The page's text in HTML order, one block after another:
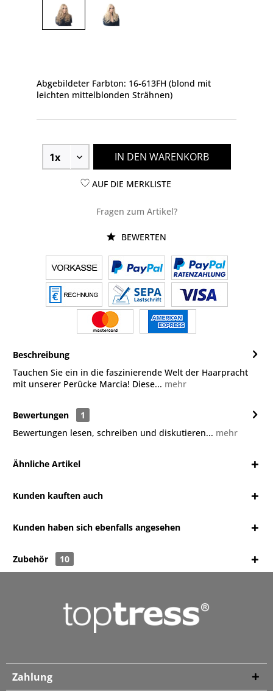
Abgebildeter Farbton: 16-613FH (blond mit
leichten mittelblonden Strähnen)
IN DEN WARENKORB
AUF DIE MERKLISTE
Fragen zum Artikel?
BEWERTEN
Beschreibung
Tauchen Sie ein in die faszinierende Welt der Haarpracht
mit unserer Perücke Marcia! Diese... mehr
Bewertungen
1
Bewertungen lesen, schreiben und diskutieren... mehr
Ähnliche Artikel
Kunden kauften auch
Kunden haben sich ebenfalls angesehen
Zubehör 10
Zahlung